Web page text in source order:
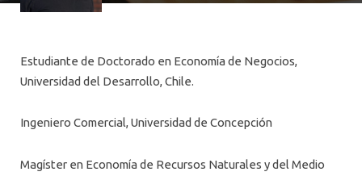
ESTUDIANTES
ADMISIÓN
GRADUADOS DEN
Estudiante de Doctorado en Economía de Negocios,
Universidad del Desarrollo, Chile.
Ingeniero Comercial, Universidad de Concepción
Magíster en Economía de Recursos Naturales y del Medio